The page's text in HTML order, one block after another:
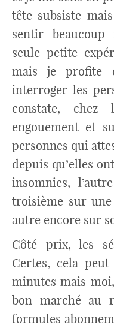
tête subsiste
sentir beaucoup
seule petite
mais je profite
interroger les
constate, chez
engouement et
personnes qui
depuis qu’elles
insomnies,
troisième sur
autre encore sur
Côté prix, les
Certes, cela
minutes mais
bon marché au
formules